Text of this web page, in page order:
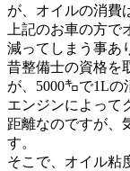
が、オイルの消費
上記のお車の方
減ってしまう事あ
昔整備士の資格を
が、5000㌔で1Lの
エンジンによって
距離なのですが、
す。
そこで、オイル粘